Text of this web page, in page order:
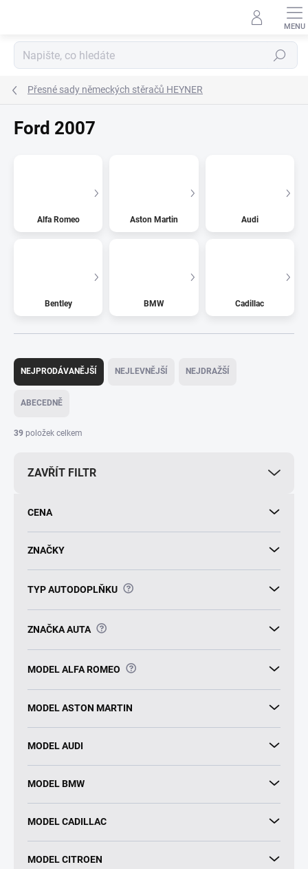
Hledat
Přesné sady německých stěračů HEYNER
Ford 2007
Alfa Romeo Aston Martin Audi
Bentley BMW Cadillac
Ř
z
í
NEJPRODÁVANĚJŠÍ NEJLEVNĚJŠÍ NEJDRAŽŠÍ
ABECEDNĚ
39 položek celkem
ZAVŘÍT FILTR
CENA
ZNAČKY
TYP AUTODOPLŇKU ?
ZNAČKA AUTA ?
MODEL ALFA ROMEO ?
MODEL ASTON MARTIN
MODEL AUDI
MODEL BMW
MODEL CADILLAC
MODEL CITROEN